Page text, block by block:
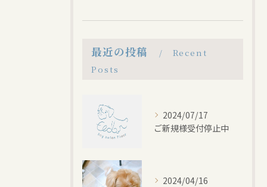
最近の投稿
Recent
Posts
2024/07/17
ご新規様受付停止中
2024/04/16